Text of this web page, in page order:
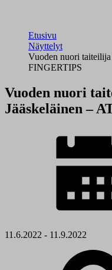
Etusivu
Näyttelyt
Vuoden nuori
FINGERTIPS
Vuoden nuori
Jääskeläinen –
11.6.2022 - 11.9.2022